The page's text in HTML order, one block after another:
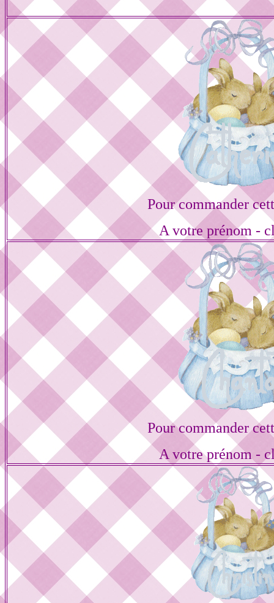
Pour commander
A votre prénom -
Pour commander
A votre prénom -